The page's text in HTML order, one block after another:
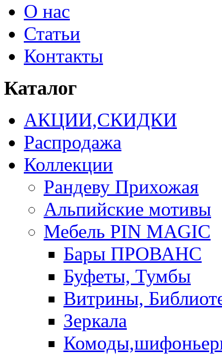
О нас
Статьи
Контакты
Каталог
АКЦИИ,СКИДКИ
Распродажа
Коллекции
Рандеву Прихожая
Альпийские мотивы
Мебель PIN MAGIС
Бары ПРОВАНС
Буфеты, Тумбы
Витрины,
Зеркала